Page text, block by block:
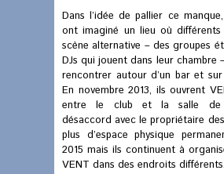
Dans l’idée de pallier ce
ont imaginé un lieu où
scène alternative – des groupes
DJs qui jouent dans leur chambre
rencontrer autour d’un bar et
En novembre 2013, ils ouvrent
entre le club et la salle de
désaccord avec le propriétaire
plus d’espace physique
2015 mais ils continuent à
VENT dans des endroits différents.